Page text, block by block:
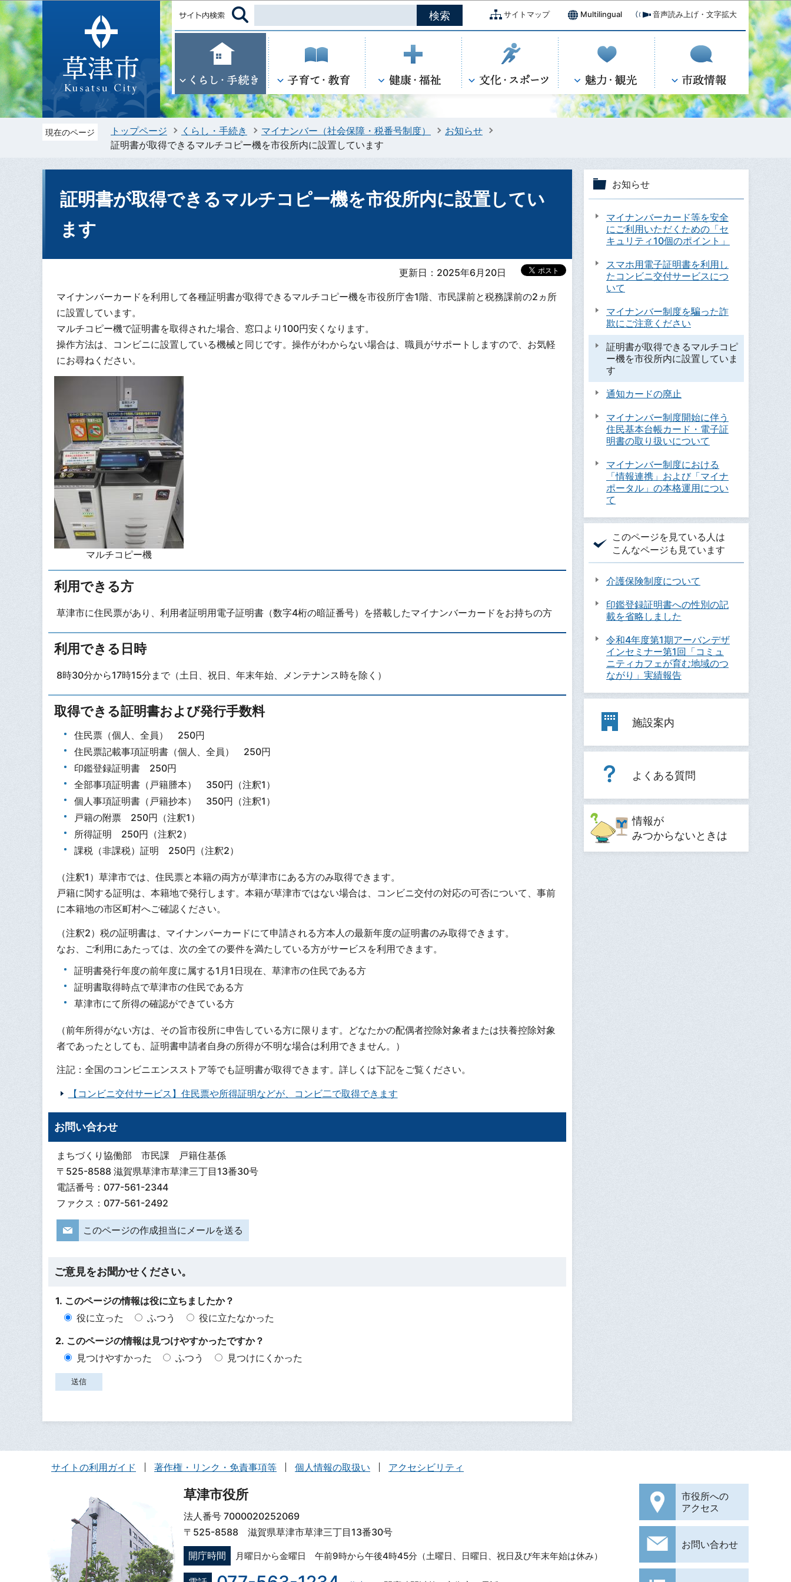
このページの本文へ移動
サイトマップ Multilingual 音声読み上げ・文字拡大
現在のページ トップページ くらし・手続き マイナンバー（社会保障・税番号制度）
お知らせ
証明書が取得できるマルチコピー機を市役所内に設置しています
証明書が取得できるマルチコピー機を市役所内に設置してい
ます
更新日：2025年6月20日
マイナンバーカードを利用して各種証明書が取得できるマルチコピー機を市役所庁舎1階、市民課前と税務課前の2ヵ所
に設置しています。
マルチコピー機で証明書を取得された場合、窓口より100円安くなります。
操作方法は、コンビニに設置している機械と同じです。操作がわからない場合は、職員がサポートしますので、お気軽
にお尋ねください。
マルチコピー機
利用できる方
草津市に住民票があり、利用者証明用電子証明書（数字4桁の暗証番号）を搭載したマイナンバーカードをお持ちの方
利用できる日時
8時30分から17時15分まで（土日、祝日、年末年始、メンテナンス時を除く）
取得できる証明書および発行手数料
住民票（個人、全員） 250円
住民票記載事項証明書（個人、全員） 250円
印鑑登録証明書 250円
全部事項証明書（戸籍謄本） 350円（注釈1）
個人事項証明書（戸籍抄本） 350円（注釈1）
戸籍の附票 250円（注釈1）
所得証明 250円（注釈2）
課税（非課税）証明 250円（注釈2）
（注釈1）草津市では、住民票と本籍の両方が草津市にある方のみ取得できます。
戸籍に関する証明は、本籍地で発行します。本籍が草津市ではない場合は、コンビニ交付の対応の可否について、事前
に本籍地の市区町村へご確認ください。
（注釈2）税の証明書は、マイナンバーカードにて申請される方本人の最新年度の証明書のみ取得できます。
なお、ご利用にあたっては、次の全ての要件を満たしている方がサービスを利用できます。
証明書発行年度の前年度に属する1月1日現在、草津市の住民である方
証明書取得時点で草津市の住民である方
草津市にて所得の確認ができている方
（前年所得がない方は、その旨市役所に申告している方に限ります。どなたかの配偶者控除対象者または扶養控除対象
者であったとしても、証明書申請者自身の所得が不明な場合は利用できません。）
注記：全国のコンビニエンスストア等でも証明書が取得できます。詳しくは下記をご覧ください。
【コンビニ交付サービス】住民票や所得証明などが、コンビ二で取得できます
お問い合わせ
まちづくり協働部 市民課 戸籍住基係
〒525-8588 滋賀県草津市草津三丁目13番30号
電話番号：077-561-2344
ファクス：077-561-2492
このページの作成担当にメールを送る
ご意見をお聞かせください。
1. このページの情報は役に立ちましたか？
役に立った
ふつう
役に立たなかった
2. このページの情報は見つけやすかったですか？
見つけやすかった
ふつう 見つけにくかった
お知らせ
マイナンバーカード等を安全
にご利用いただくための「セ
キュリティ10個のポイント」
スマホ用電子証明書を利用し
たコンビニ交付サービスにつ
いて
マイナンバー制度を騙った詐
欺にご注意ください
証明書が取得できるマルチコピ
ー機を市役所内に設置していま
す
通知カードの廃止
マイナンバー制度開始に伴う
住民基本台帳カード・電子証
明書の取り扱いについて
マイナンバー制度における
「情報連携」および「マイナ
ポータル」の本格運用につい
て
このページを見ている人は
こんなページも見ています
介護保険制度について
印鑑登録証明書への性別の記
載を省略しました
令和4年度第1期アーバンデザ
インセミナー第1回「コミュ
ニティカフェが育む地域のつ
ながり」実績報告
施設案内
よくある質問
情報が
みつからないときは
サイトの利用ガイド 著作権・リンク・免責事項等 個人情報の取扱い アクセシビリティ
草津市役所
法人番号 7000020252069
〒525-8588 滋賀県草津市草津三丁目13番30号
開庁時間
月曜日から金曜日 午前9時から午後4時45分（土曜日、日曜日、祝日及び年末年始は休み）
市役所への
アクセス
お問い合わせ